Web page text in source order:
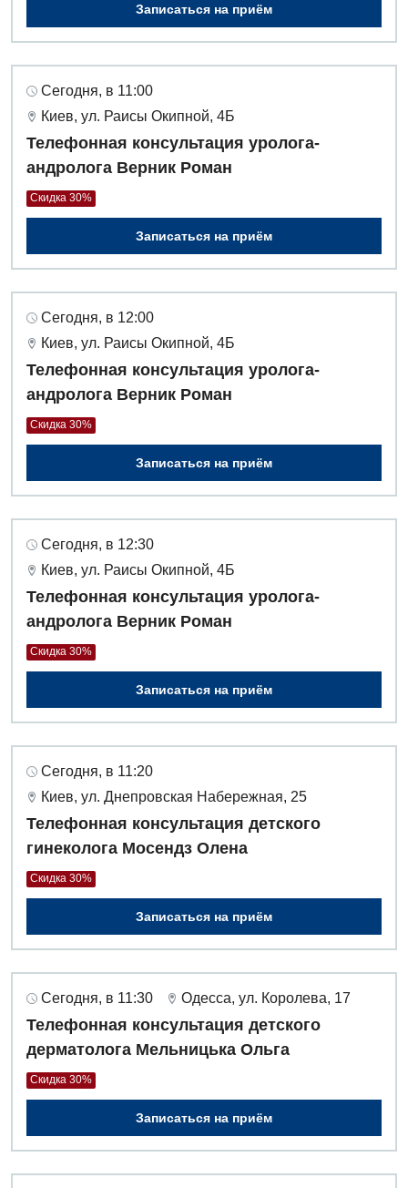
Записаться на приём
Сегодня, в 11:00
Киев, ул. Раисы Окипной, 4Б
Телефонная консультация уролога-
андролога Верник Роман
Скидка 30%
Записаться на приём
Сегодня, в 12:00
Киев, ул. Раисы Окипной, 4Б
Телефонная консультация уролога-
андролога Верник Роман
Скидка 30%
Записаться на приём
Сегодня, в 12:30
Киев, ул. Раисы Окипной, 4Б
Телефонная консультация уролога-
андролога Верник Роман
Скидка 30%
Записаться на приём
Сегодня, в 11:20
Киев, ул. Днепровская Набережная, 25
Телефонная консультация детского
гинеколога Мосендз Олена
Скидка 30%
Записаться на приём
Сегодня, в 11:30 Одесса, ул. Королева, 17
Телефонная консультация детского
дерматолога Мельницька Ольга
Скидка 30%
Записаться на приём